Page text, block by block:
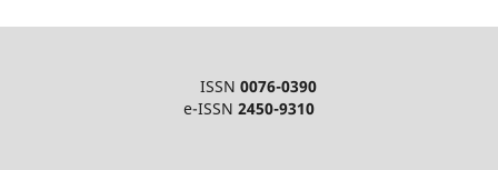
ISSN 0076-0390
e-ISSN 2450-9310